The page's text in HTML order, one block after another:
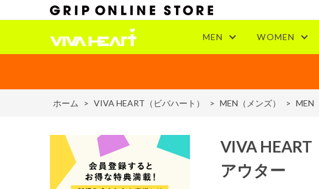
MEN WOMEN
ホーム > VIVA HEART（ビバハート） > MEN（メンズ） > MEN
アウター
VIVA HEART